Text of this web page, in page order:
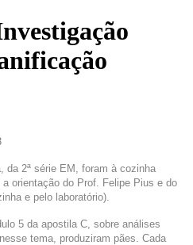
da 2ª série EM, foram à cozinha
orientação do Prof. Felipe Pius e do
e pelo laboratório).
5 da apostila C, sobre análises
tema, produziram pães. Cada